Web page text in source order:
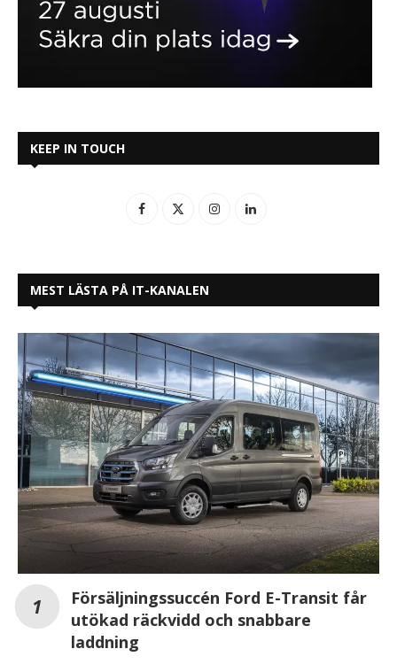
KEEP IN TOUCH
MEST LÄSTA PÅ IT-KANALEN
Försäljningssuccén Ford E-Transit får
utökad räckvidd och snabbare
laddning